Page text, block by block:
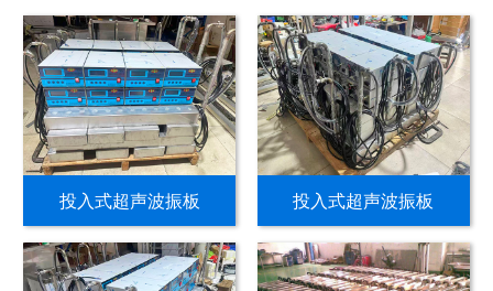
投入式超声波振板 投入式超声波振板